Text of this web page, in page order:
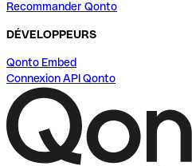
Recommander Qonto
DÉVELOPPEURS
Qonto Embed
Connexion API Qonto